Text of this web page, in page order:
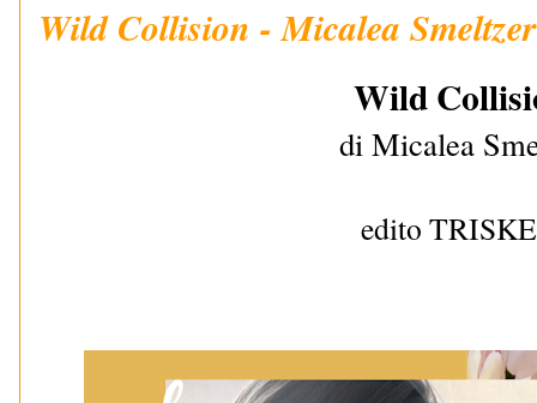
Wild Collision - Micalea Smeltzer
Wild
di Micalea
edito